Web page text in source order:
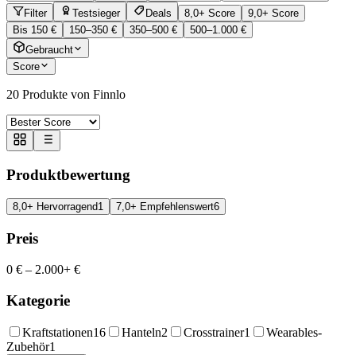
Filter
Testsieger Deals 8,0+ Score
9,0+ Score
Bis 150 €
150–350 € 350–500 €
500–1.000 €
Gebraucht
Score
20 Produkte von Finnlo
Produktbewertung
8,0+ Hervorragend1 7,0+ Empfehlenswert6
Preis
0 € – 2.000+ €
Kategorie
Kraftstationen16 Hanteln2 Crosstrainer1
Wearables-
Zubehör1